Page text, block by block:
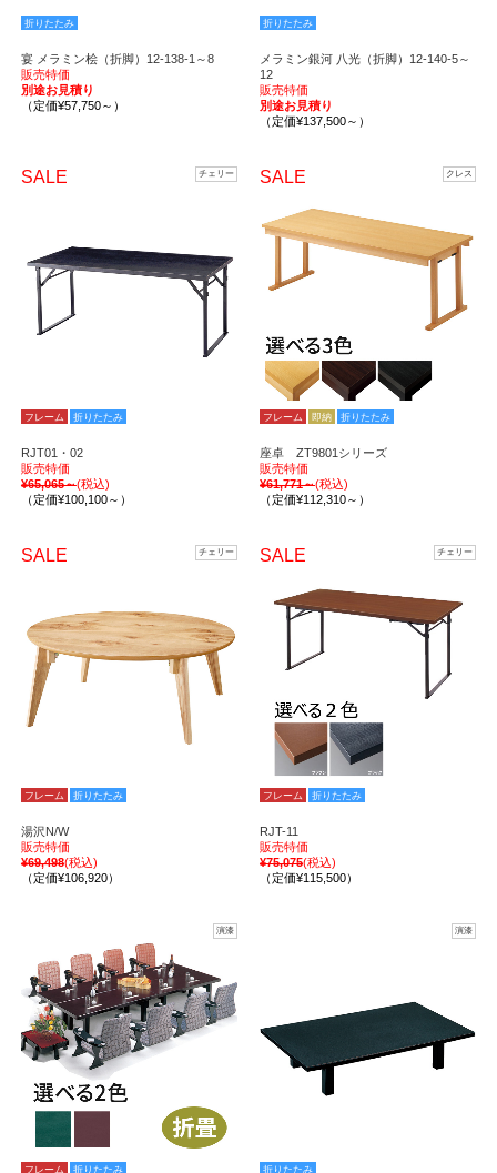
折りたたみ
宴 メラミン桧（折脚）12-138-1～8
販売特価
別途お見積り
（定価¥57,750～）
折りたたみ
メラミン銀河 八光（折脚）12-140-5～
12
販売特価
別途お見積り
（定価¥137,500～）
SALE チェリー
フレーム 折りたたみ
RJT01・02
販売特価
¥65,065～(税込)
（定価¥100,100～）
SALE クレス
フレーム 即納 折りたたみ
座卓 ZT9801シリーズ
販売特価
¥61,771～(税込)
（定価¥112,310～）
SALE チェリー
フレーム 折りたたみ
湯沢N/W
販売特価
¥69,498(税込)
（定価¥106,920）
SALE チェリー
フレーム 折りたたみ
RJT-11
販売特価
¥75,075(税込)
（定価¥115,500）
演漆
フレーム 折りたたみ
演漆
折りたたみ